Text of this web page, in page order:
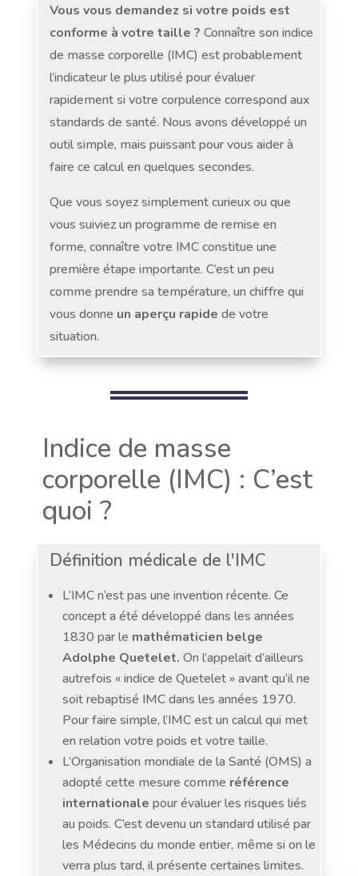
Vous vous demandez si votre poids est
conforme à votre taille ? Connaître son indice
de masse corporelle (IMC) est probablement
l’indicateur le plus utilisé pour évaluer
rapidement si votre corpulence correspond aux
standards de santé. Nous avons développé un
outil simple, mais puissant pour vous aider à
faire ce calcul en quelques secondes.
Que vous soyez simplement curieux ou que
vous suiviez un programme de remise en
forme, connaître votre IMC constitue une
première étape importante. C’est un peu
comme prendre sa température, un chiffre qui
vous donne un aperçu rapide de votre
situation.
Indice de masse
corporelle (IMC) : C’est
quoi ?
Définition médicale de l'IMC
L’IMC n’est pas une invention récente. Ce
concept a été développé dans les années
1830 par le mathématicien belge
Adolphe Quetelet. On l’appelait d’ailleurs
autrefois « indice de Quetelet » avant qu’il ne
soit rebaptisé IMC dans les années 1970.
Pour faire simple, l’IMC est un calcul qui met
en relation votre poids et votre taille.
L’Organisation mondiale de la Santé (OMS) a
adopté cette mesure comme référence
internationale pour évaluer les risques liés
au poids. C’est devenu un standard utilisé par
les Médecins du monde entier, même si on le
verra plus tard, il présente certaines limites.